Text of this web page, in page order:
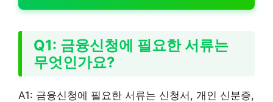
Q1: 금융신청에 필요한 서류는
무엇인가요?
A1: 금융신청에 필요한 서류는 신청서, 개인 신분증,